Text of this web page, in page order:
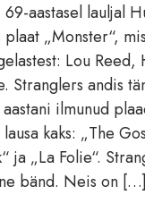
aastasel lauljal
„Monster“,
Lou Reed,
Stranglers andis
ilmunud
kaks: „The
ja „La Folie“.
bänd. Neis on […]